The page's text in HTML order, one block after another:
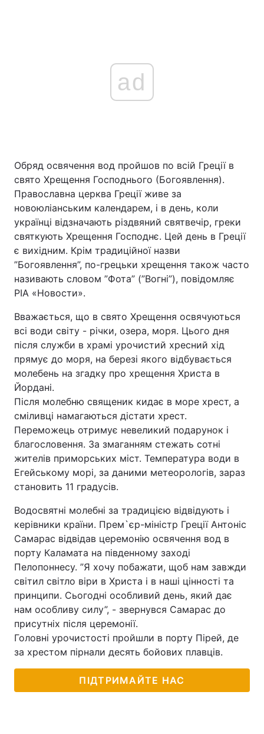
ad
Обряд освячення вод пройшов по всій Греції в
свято Хрещення Господнього (Богоявлення).
Православна церква Греції живе за
новоюліанським календарем, і в день, коли
українці відзначають різдвяний святвечір, греки
святкують Хрещення Господнє. Цей день в Греції
є вихідним. Крім традиційної назви
”Богоявлення”, по-грецьки хрещення також часто
називають словом ”Фота” (”Вогні”), повідомляє
РІА «Новости».
Вважається, що в свято Хрещення освячуються
всі води світу - річки, озера, моря. Цього дня
після служби в храмі урочистий хресний хід
прямує до моря, на березі якого відбувається
молебень на згадку про хрещення Христа в
Йордані.
Після молебню священик кидає в море хрест, а
сміливці намагаються дістати хрест.
Переможець отримує невеликий подарунок і
благословення. За змаганням стежать сотні
жителів приморських міст. Температура води в
Егейському морі, за даними метеорологів, зараз
становить 11 градусів.
Водосвятні молебні за традицією відвідують і
керівники країни. Прем`єр-міністр Греції Антоніс
Самарас відвідав церемонію освячення вод в
порту Каламата на південному заході
Пелопоннесу. ”Я хочу побажати, щоб нам завжди
світил світло віри в Христа і в наші цінності та
принципи. Сьогодні особливий день, який дає
нам особливу силу”, - звернувся Самарас до
присутніх після церемонії.
Головні урочистості пройшли в порту Пірей, де
за хрестом пірнали десять бойових плавців.
ПІДТРИМАЙТЕ НАС